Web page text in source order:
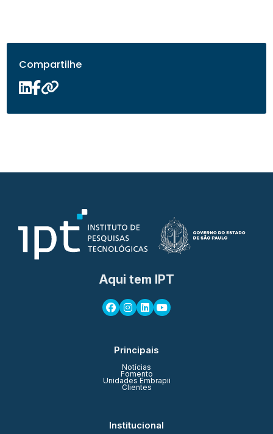
Compartilhe
Aqui tem IPT
Principais
Notícias
Fomento
Unidades Embrapii
Clientes
Institucional